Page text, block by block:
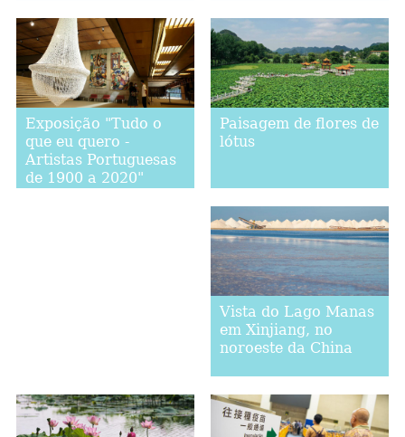
de imunidade global
Exposição "Tudo o
que eu quero -
Artistas Portuguesas
de 1900 a 2020"
Paisagem de flores de
lótus
Vista do Lago Manas
em Xinjiang, no
noroeste da China